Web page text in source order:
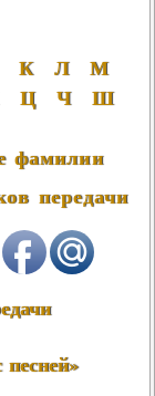
К Л
М
Ц Ч
Ш
фамилии
передачи